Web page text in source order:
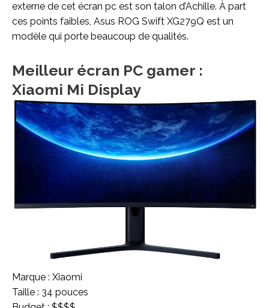
externe de cet écran pc est son talon d’Achille. À part
ces points faibles, Asus ROG Swift XG279Q est un
modèle qui porte beaucoup de qualités.
Meilleur écran PC gamer :
Xiaomi Mi Display
Marque : Xiaomi
Taille : 34 pouces